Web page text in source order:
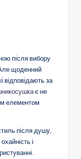
після вибору
щоденний
відповідають за
є не
елементом
після душу,
і